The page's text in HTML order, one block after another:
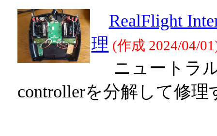
RealFlight
理 (作成 2024/04/
ニュートラ
controllerを分解して修理